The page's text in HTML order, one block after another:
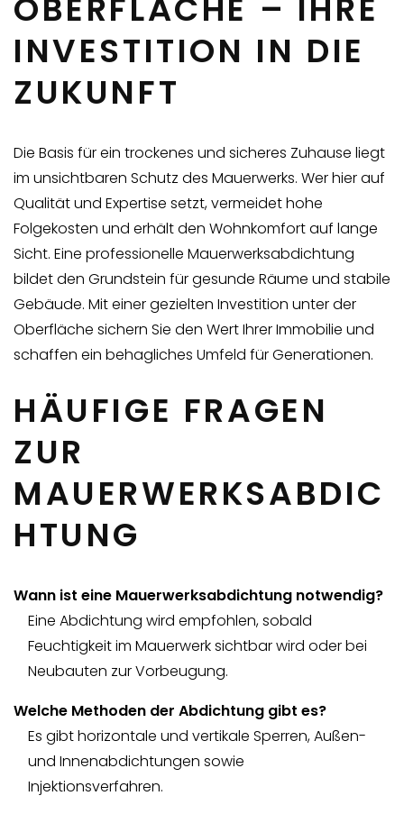
INVESTITION IN DIE
ZUKUNFT
Die Basis für ein trockenes und sicheres Zuhause liegt
im unsichtbaren Schutz des Mauerwerks. Wer hier auf
Qualität und Expertise setzt, vermeidet hohe
Folgekosten und erhält den Wohnkomfort auf lange
Sicht. Eine professionelle Mauerwerksabdichtung
bildet den Grundstein für gesunde Räume und stabile
Gebäude. Mit einer gezielten Investition unter der
Oberfläche sichern Sie den Wert Ihrer Immobilie und
schaffen ein behagliches Umfeld für Generationen.
HÄUFIGE FRAGEN
ZUR
MAUERWERKSABDIC
HTUNG
Wann ist eine Mauerwerksabdichtung notwendig?
Eine Abdichtung wird empfohlen, sobald
Feuchtigkeit im Mauerwerk sichtbar wird oder bei
Neubauten zur Vorbeugung.
Welche Methoden der Abdichtung gibt es?
Es gibt horizontale und vertikale Sperren, Außen-
und Innenabdichtungen sowie
Injektionsverfahren.